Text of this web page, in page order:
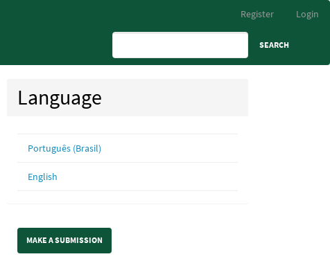
Register Login
SEARCH
Language
Português (Brasil)
English
Make
MAKE A SUBMISSION